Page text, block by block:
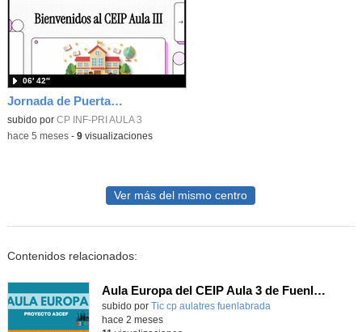
Jornada de Puertas Abiertas CEIP Aula III Admisión 2026-2027
subido por CP INF-PRI AULA 3
06′ 42″
-hace 5 meses- 9visualizaciones
Ver más del mismo centro
Contenidos relacionados:
Aula Europa del CEIP Aula 3 de Fuenlabrada
Contenido educativo.
subido por Tic cp aulatres fuenlabrada
hace 2 meses